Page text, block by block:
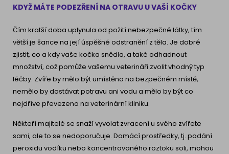
KDYŽ MÁTE PODEZŘENÍ NA OTRAVU U VAŠÍ KOČKY
Čím kratší doba uplynula od požití nebezpečné látky, tím
větší je šance na její úspěšné odstranění z těla. Je dobré
zjistit, co a kdy vaše kočka snědla, a také odhadnout
množství, což pomůže vašemu veterináři zvolit vhodný typ
léčby. Zvíře by mělo být umístěno na bezpečném místě,
nemělo by dostávat potravu ani vodu a mělo by být co
nejdříve převezeno na veterinární kliniku.
Někteří majitelé se snaží vyvolat zvracení u svého zvířete
sami, ale to se nedoporučuje. Domácí prostředky, tj. podání
peroxidu vodíku nebo koncentrovaného roztoku soli, mohou